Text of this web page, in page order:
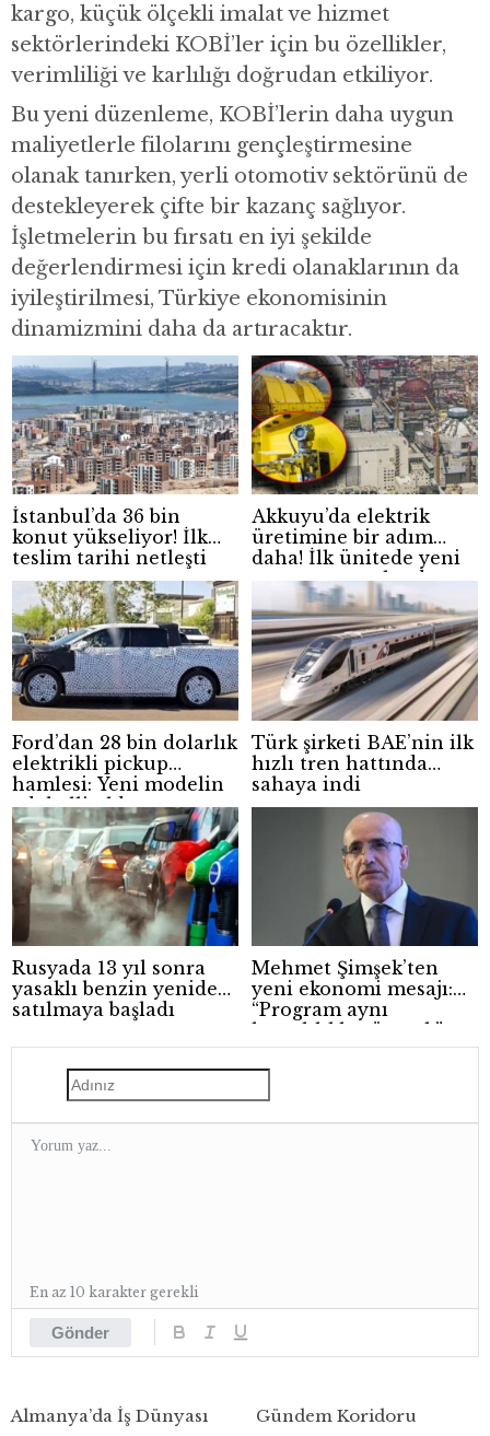
kargo, küçük ölçekli imalat ve hizmet
sektörlerindeki KOBİ’ler için bu özellikler,
verimliliği ve karlılığı doğrudan etkiliyor.
Bu yeni düzenleme, KOBİ’lerin daha uygun
maliyetlerle filolarını gençleştirmesine
olanak tanırken, yerli otomotiv sektörünü de
destekleyerek çifte bir kazanç sağlıyor.
İşletmelerin bu fırsatı en iyi şekilde
değerlendirmesi için kredi olanaklarının da
iyileştirilmesi, Türkiye ekonomisinin
dinamizmini daha da artıracaktır.
İstanbul’da 36 bin
konut yükseliyor! İlk
teslim tarihi netleşti
Akkuyu’da elektrik
üretimine bir adım
daha! İlk ünitede yeni
aşama tamamlandı
Ford’dan 28 bin dolarlık
elektrikli pickup
hamlesi: Yeni modelin
adı belli oldu
Türk şirketi BAE’nin ilk
hızlı tren hattında
sahaya indi
Rusyada 13 yıl sonra
yasaklı benzin yeniden
satılmaya başladı
Mehmet Şimşek’ten
yeni ekonomi mesajı:
“Program aynı
kararlılıkla sürecek”
Gönder
En az 10 karakter gerekli
Almanya’da İş Dünyası
Gündem Koridoru